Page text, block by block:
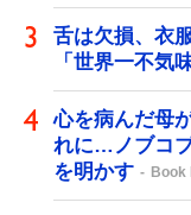
舌は欠損、衣
「世界一不気
心を病んだ母
れに…ノブコ
を明かす
Book